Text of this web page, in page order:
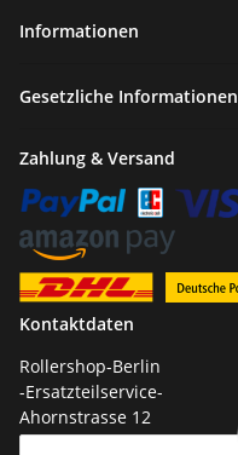
Informationen
Gesetzliche Informationen
Zahlung & Versand
Kontaktdaten
Rollershop-Berlin
-Ersatzteilservice-
Ahornstrasse 12
14959 Trebbin